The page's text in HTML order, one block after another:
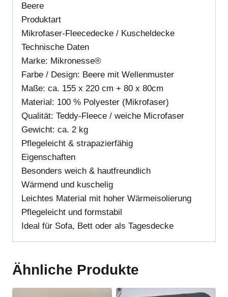
Beere
Produktart
Mikrofaser-Fleecedecke / Kuscheldecke
Technische Daten
Marke: Mikronesse®
Farbe / Design: Beere mit Wellenmuster
Maße: ca. 155 x 220 cm + 80 x 80cm
Material: 100 % Polyester (Mikrofaser)
Qualität: Teddy-Fleece / weiche Microfaser
Gewicht: ca. 2 kg
Pflegeleicht & strapazierfähig
Eigenschaften
Besonders weich & hautfreundlich
Wärmend und kuschelig
Leichtes Material mit hoher Wärmeisolierung
Pflegeleicht und formstabil
Ideal für Sofa, Bett oder als Tagesdecke
Ähnliche Produkte